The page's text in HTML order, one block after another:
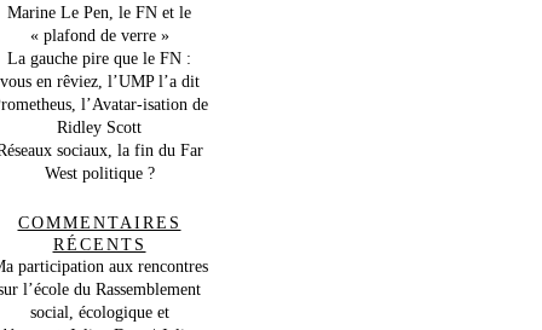
Marine Le Pen, le FN et le
« plafond de verre »
La gauche pire que le FN :
vous en rêviez, l’UMP l’a dit
l’Avatar-isation de
Ridley Scott
sociaux, la fin du Far
West politique ?
COMMENTAIRES
RÉCENTS
participation aux rencontres
l’école du Rassemblement
social, écologique et